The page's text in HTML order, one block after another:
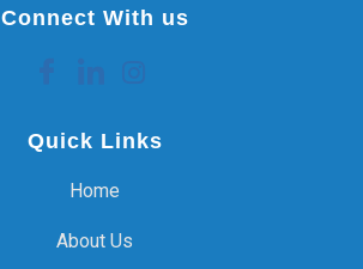
Connect With us
Quick Links
Home
About Us